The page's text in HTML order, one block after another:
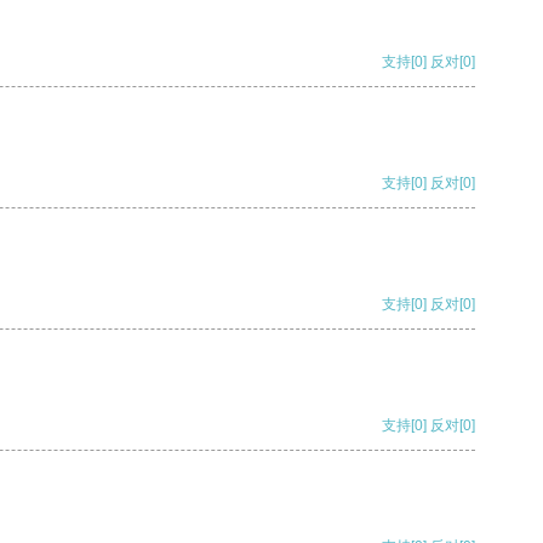
支持[0] 反对[0]
支持[0] 反对[0]
支持[0] 反对[0]
支持[0] 反对[0]